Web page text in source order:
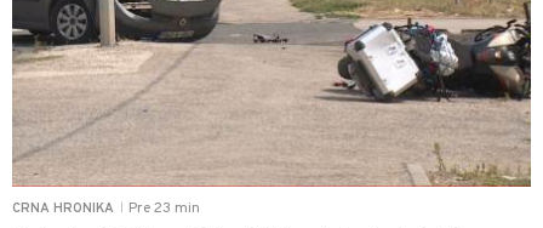
CRNA HRONIKA Pre 23 min